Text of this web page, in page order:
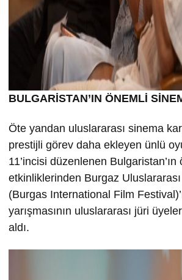
BULGARİSTAN’IN ÖNEMLİ
Öte yandan uluslararası sinema
prestijli görev daha ekleyen ünlü
11’incisi düzenlenen
etkinliklerinden Burgaz
(Burgas International Film
yarışmasının uluslararası jüri
aldı.